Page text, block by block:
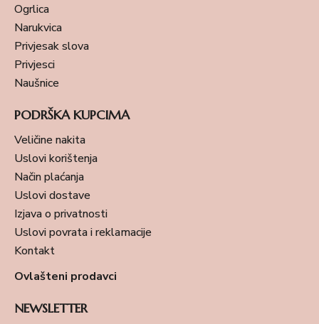
Ogrlica
Narukvica
Privjesak slova
Privjesci
Naušnice
PODRŠKA KUPCIMA
Veličine nakita
Uslovi korištenja
Način plaćanja
Uslovi dostave
Izjava o privatnosti
Uslovi povrata i reklamacije
Kontakt
Ovlašteni prodavci
NEWSLETTER